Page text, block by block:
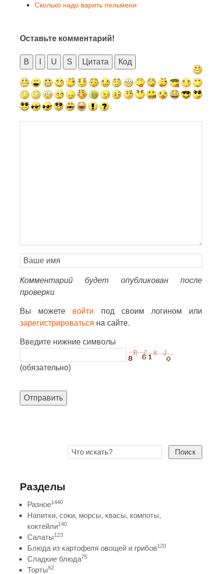
Сколько надо варить пельмени
Оставьте комментарий!
B U S Цитата Код
Комментарий будет опубликован после
проверки
Вы можете войти под своим логином или
зарегистрироваться на сайте.
Введите нижние символы
(обязательно)
Отправить
Поиск
Разделы
Разное1440
Напитки, соки, морсы, квасы, компоты,
коктейли140
Салаты123
Блюда из картофеля овощей и грибов120
Сладкие блюда75
Торты62